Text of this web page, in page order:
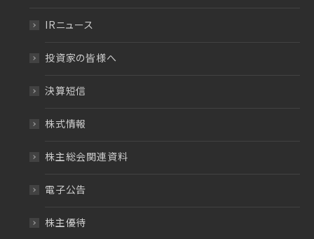
IRニュース
投資家の皆様へ
決算短信
株式情報
株主総会関連資料
電子公告
株主優待